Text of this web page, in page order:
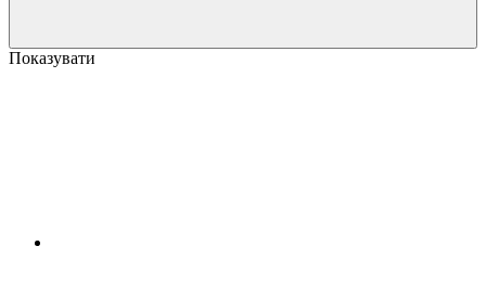
Показувати